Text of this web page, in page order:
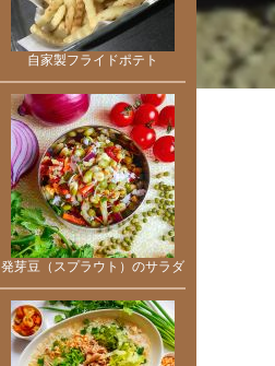
自家製フライドポテト
発芽豆（スプラウト）のサラダ